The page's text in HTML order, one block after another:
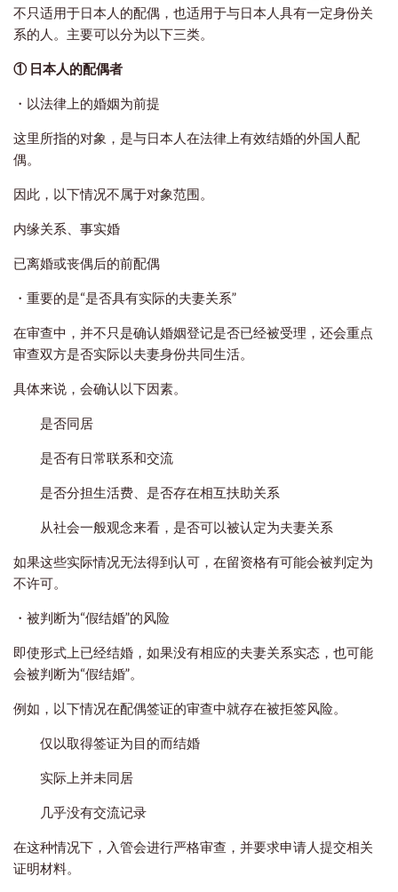
不只适用于日本人的配偶，也适用于与日本人具有一定身份关
系的人。主要可以分为以下三类。
① 日本人的配偶者
・以法律上的婚姻为前提
这里所指的对象，是与日本人在法律上有效结婚的外国人配
偶。
因此，以下情况不属于对象范围。
内缘关系、事实婚
已离婚或丧偶后的前配偶
・重要的是“是否具有实际的夫妻关系”
在审查中，并不只是确认婚姻登记是否已经被受理，还会重点
审查双方是否实际以夫妻身份共同生活。
具体来说，会确认以下因素。
是否同居
是否有日常联系和交流
是否分担生活费、是否存在相互扶助关系
从社会一般观念来看，是否可以被认定为夫妻关系
如果这些实际情况无法得到认可，在留资格有可能会被判定为
不许可。
・被判断为“假结婚”的风险
即使形式上已经结婚，如果没有相应的夫妻关系实态，也可能
会被判断为“假结婚”。
例如，以下情况在配偶签证的审查中就存在被拒签风险。
仅以取得签证为目的而结婚
实际上并未同居
几乎没有交流记录
在这种情况下，入管会进行严格审查，并要求申请人提交相关
证明材料。